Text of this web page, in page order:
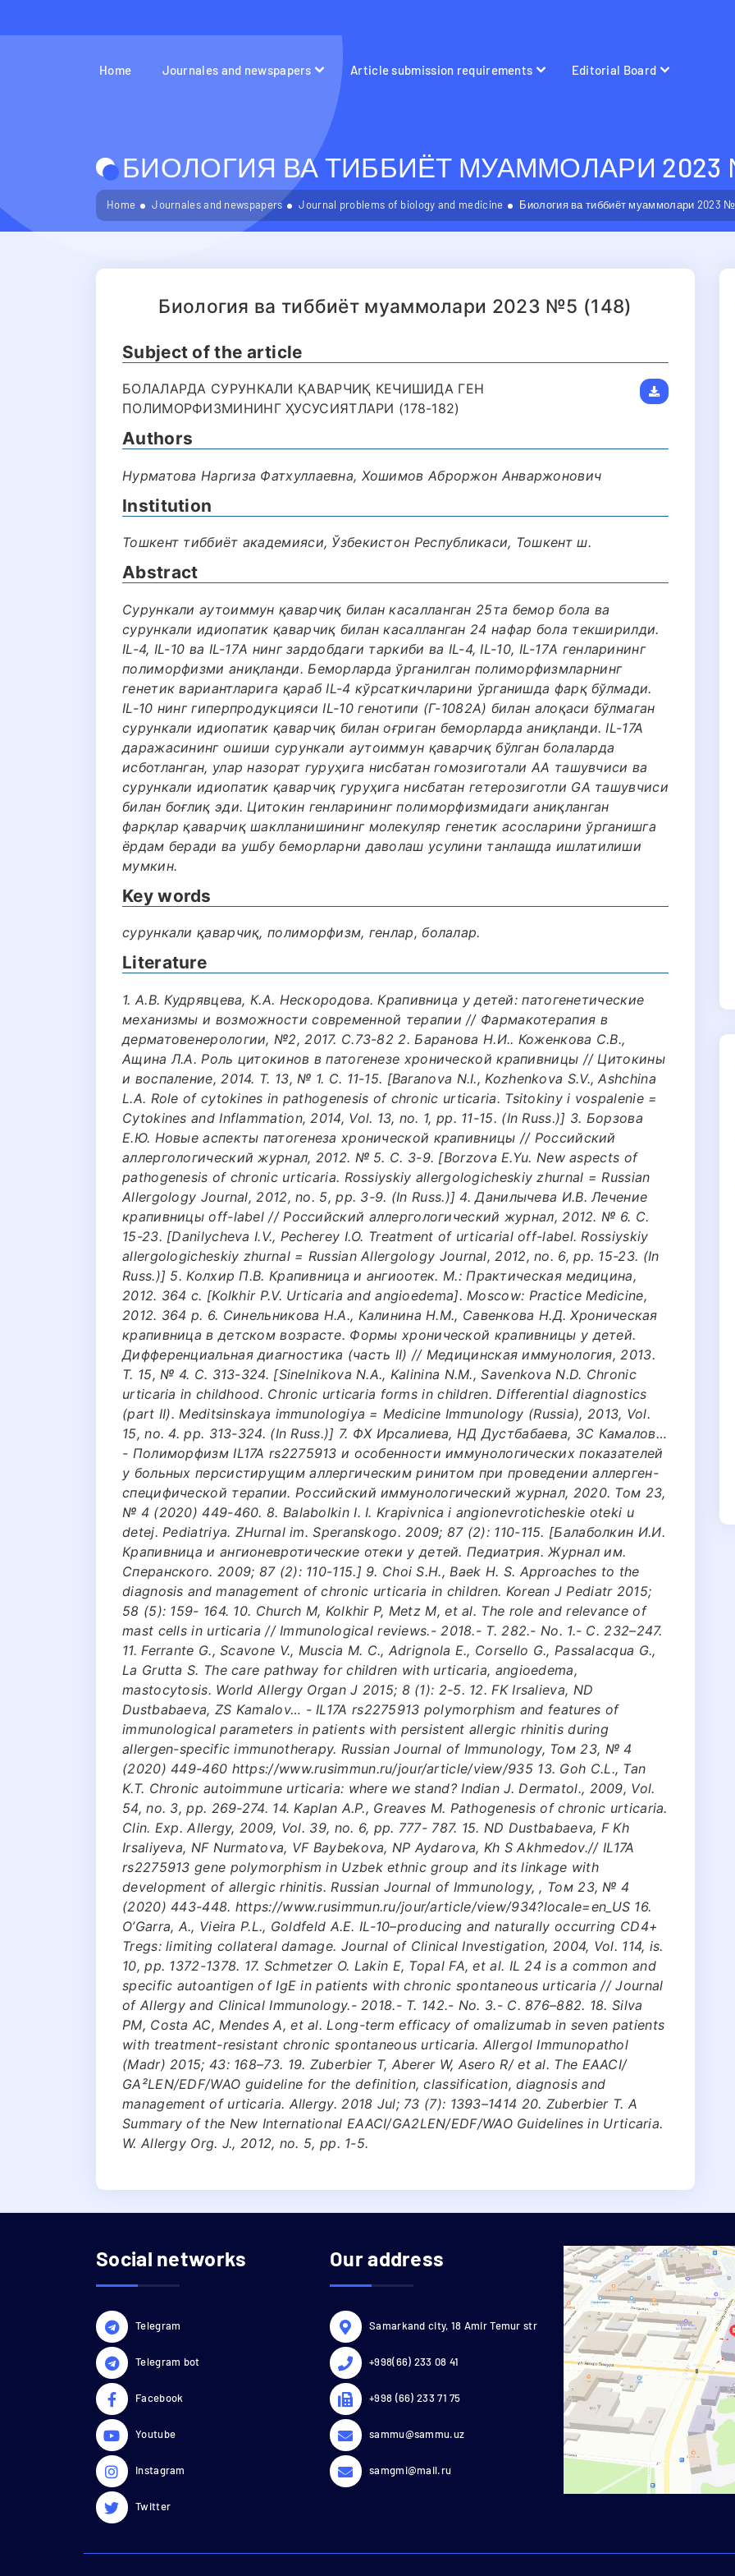
Home Journales and newspapers Article submission requirements Editorial Board
БИОЛОГИЯ ВА ТИББИЁТ МУАММОЛАРИ 2023
Home Journales and newspapers Journal problems of biology and medicine Биология ва тиббиёт муаммолари 2023
Биология ва тиббиёт муаммолари 2023 №5 (148)
Subject of the article
БОЛАЛАРДА СУРУНКАЛИ ҚАВАРЧИҚ КЕЧИШИДА ГЕН
ПОЛИМОРФИЗМИНИНГ ҲУСУСИЯТЛАРИ (178-182)
Authors
Нурматова Наргиза Фатхуллаевна, Хошимов Аброржон Анваржонович
Institution
Тошкент тиббиёт академияси, Ўзбекистон Республикаси, Тошкент ш.
Abstract
Сурункали аутоиммун қаварчиқ билан касалланган 25та бемор бола ва
сурункали идиопатик қаварчиқ билан касалланган 24 нафар бола текширилди.
IL-4, IL-10 ва IL-17А нинг зардобдаги таркиби ва IL-4, IL-10, IL-17А генларининг
полиморфизми аниқланди. Беморларда ўрганилган полиморфизмларнинг
генетик вариантларига қараб IL-4 кўрсаткичларини ўрганишда фарқ бўлмади.
IL-10 нинг гиперпродукцияси IL-10 генотипи (Г-1082А) билан алоқаси бўлмаган
сурункали идиопатик қаварчиқ билан оғриган беморларда аниқланди. IL-17A
даражасининг ошиши сурункали аутоиммун қаварчиқ бўлган болаларда
исботланган, улар назорат гуруҳига нисбатан гомозиготали АА ташувчиси ва
сурункали идиопатик қаварчиқ гуруҳига нисбатан гетерозиготли GА ташувчиси
билан боғлиқ эди. Цитокин генларининг полиморфизмидаги аниқланган
фарқлар қаварчиқ шаклланишининг молекуляр генетик асосларини ўрганишга
ёрдам беради ва ушбу беморларни даволаш усулини танлашда ишлатилиши
мумкин.
Key words
сурункали қаварчиқ, полиморфизм, генлар, болалар.
Literature
1. А.В. Кудрявцева, К.А. Нескородова. Крапивница у детей: патогенетические
механизмы и возможности современной терапии // Фармакотерапия в
дерматовенерологии, №2, 2017. С.73-82 2. Баранова Н.И.. Коженкова С.В.,
Ащина Л.А. Роль цитокинов в патогенезе хронической крапивницы // Цитокины
и воспаление, 2014. Т. 13, № 1. С. 11-15. [Baranova N.I., Kozhenkova S.V., Ashchina
L.A. Role of cytokines in pathogenesis of chronic urticaria. Tsitokiny i vospalenie =
Cytokines and Inflammation, 2014, Vol. 13, no. 1, pp. 11-15. (In Russ.)] 3. Борзова
Е.Ю. Новые аспекты патогенеза хронической крапивницы // Российский
аллергологический журнал, 2012. № 5. С. 3-9. [Borzova E.Yu. New aspects of
pathogenesis of chronic urticaria. Rossiyskiy allergologicheskiy zhurnal = Russian
Allergology Journal, 2012, no. 5, pp. 3-9. (In Russ.)] 4. Данилычева И.В. Лечение
крапивницы off-label // Российский аллергологический журнал, 2012. № 6. С.
15-23. [Danilycheva I.V., Pecherey I.O. Treatment of urticarial off-label. Rossiyskiy
allergologicheskiy zhurnal = Russian Allergology Journal, 2012, no. 6, pp. 15-23. (In
Russ.)] 5. Колхир П.В. Крапивница и ангиоотек. М.: Практическая медицина,
2012. 364 с. [Kolkhir P.V. Urticaria and angioedema]. Moscow: Practice Medicine,
2012. 364 p. 6. Синельникова Н.А., Калинина Н.М., Савенкова Н.Д. Хроническая
крапивница в детском возрасте. Формы хронической крапивницы у детей.
Дифференциальная диагностика (часть II) // Медицинская иммунология, 2013.
Т. 15, № 4. С. 313-324. [Sinelnikova N.A., Kalinina N.M., Savenkova N.D. Chronic
urticaria in childhood. Chronic urticaria forms in children. Differential diagnostics
(part II). Meditsinskaya immunologiya = Medicine Immunology (Russia), 2013, Vol.
15, no. 4. pp. 313-324. (In Russ.)] 7. ФХ Ирсалиева, НД Дустбабаева, ЗС Камалов…
- Полиморфизм IL17A rs2275913 и особенности иммунологических показателей
у больных персистирущим аллергическим ринитом при проведении аллерген-
специфической терапии. Российский иммунологический журнал, 2020. Том 23,
№ 4 (2020) 449-460. 8. Balabolkin I. I. Krapivnica i angionevroticheskie oteki u
detej. Pediatriya. ZHurnal im. Speranskogo. 2009; 87 (2): 110-115. [Балаболкин И.И.
Крапивница и ангионевротические отеки у детей. Педиатрия. Журнал им.
Сперанского. 2009; 87 (2): 110-115.] 9. Choi S.H., Baek H. S. Approaches to the
diagnosis and management of chronic urticaria in children. Korean J Pediatr 2015;
58 (5): 159- 164. 10. Church M, Kolkhir P, Metz M, et al. The role and relevance of
mast cells in urticaria // Immunological reviews.- 2018.- Т. 282.- No. 1.- С. 232–247.
11. Ferrante G., Scavone V., Muscia M. C., Adrignola E., Corsello G., Passalacqua G.,
La Grutta S. The care pathway for children with urticaria, angioedema,
mastocytosis. World Allergy Organ J 2015; 8 (1): 2-5. 12. FK Irsalieva, ND
Dustbabaeva, ZS Kamalov… - IL17A rs2275913 polymorphism and features of
immunological parameters in patients with persistent allergic rhinitis during
allergen-specific immunotherapy. Russian Journal of Immunology, Том 23, № 4
(2020) 449-460 https://www.rusimmun.ru/jour/article/view/935 13. Goh C.L., Tan
K.T. Chronic autoimmune urticaria: where we stand? Indian J. Dermatol., 2009, Vol.
54, no. 3, pp. 269-274. 14. Kaplan A.P., Greaves M. Pathogenesis of chronic urticaria.
Clin. Exp. Allergy, 2009, Vol. 39, no. 6, pp. 777- 787. 15. ND Dustbabaeva, F Kh
Irsaliyeva, NF Nurmatova, VF Baybekova, NP Aydarova, Kh S Akhmedov.// IL17A
rs2275913 gene polymorphism in Uzbek ethnic group and its linkage with
development of allergic rhinitis. Russian Journal of Immunology, , Том 23, № 4
(2020) 443-448. https://www.rusimmun.ru/jour/article/view/934?locale=en_US 16.
O’Garra, A., Vieira P.L., Goldfeld A.E. IL-10–producing and naturally occurring CD4+
Tregs: limiting collateral damage. Journal of Clinical Investigation, 2004, Vol. 114, is.
10, pp. 1372-1378. 17. Schmetzer O. Lakin E, Topal FA, et al. IL 24 is a common and
specific autoantigen of IgE in patients with chronic spontaneous urticaria // Journal
of Allergy and Clinical Immunology.- 2018.- Т. 142.- No. 3.- С. 876–882. 18. Silva
PM, Costa AC, Mendes A, et al. Long-term efficacy of omalizumab in seven patients
with treatment-resistant chronic spontaneous urticaria. Allergol Immunopathol
(Madr) 2015; 43: 168–73. 19. Zuberbier T, Aberer W, Asero R/ et al. The EAACI/
GA²LEN/EDF/WAO guideline for the definition, classification, diagnosis and
management of urticaria. Allergy. 2018 Jul; 73 (7): 1393–1414 20. Zuberbier T. A
Summary of the New International EAACI/GA2LEN/EDF/WAO Guidelines in Urticaria.
W. Allergy Org. J., 2012, no. 5, pp. 1-5.
Social networks
Telegram
Telegram bot
Facebook
Youtube
Instagram
Twitter
Our address
Samarkand city, 18 Amir Temur str
+998(66) 233 08 41
+998 (66) 233 71 75
sammu@sammu.uz
samgmi@mail.ru